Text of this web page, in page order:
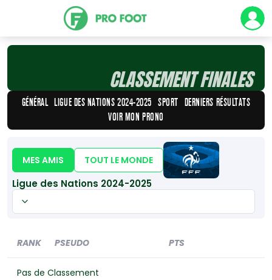
CLASSEMENT FINALES
Défi
GÉNÉRAL LIGUE DES NATIONS 2024-2025 SPORT
DERNIERS RÉSULTATS
VOIR MON PRONO
MES AMIS TOUT LE MONDE
Ligue des Nations 2024-2025
RANK PSEUDO PTS
Pas de Classement